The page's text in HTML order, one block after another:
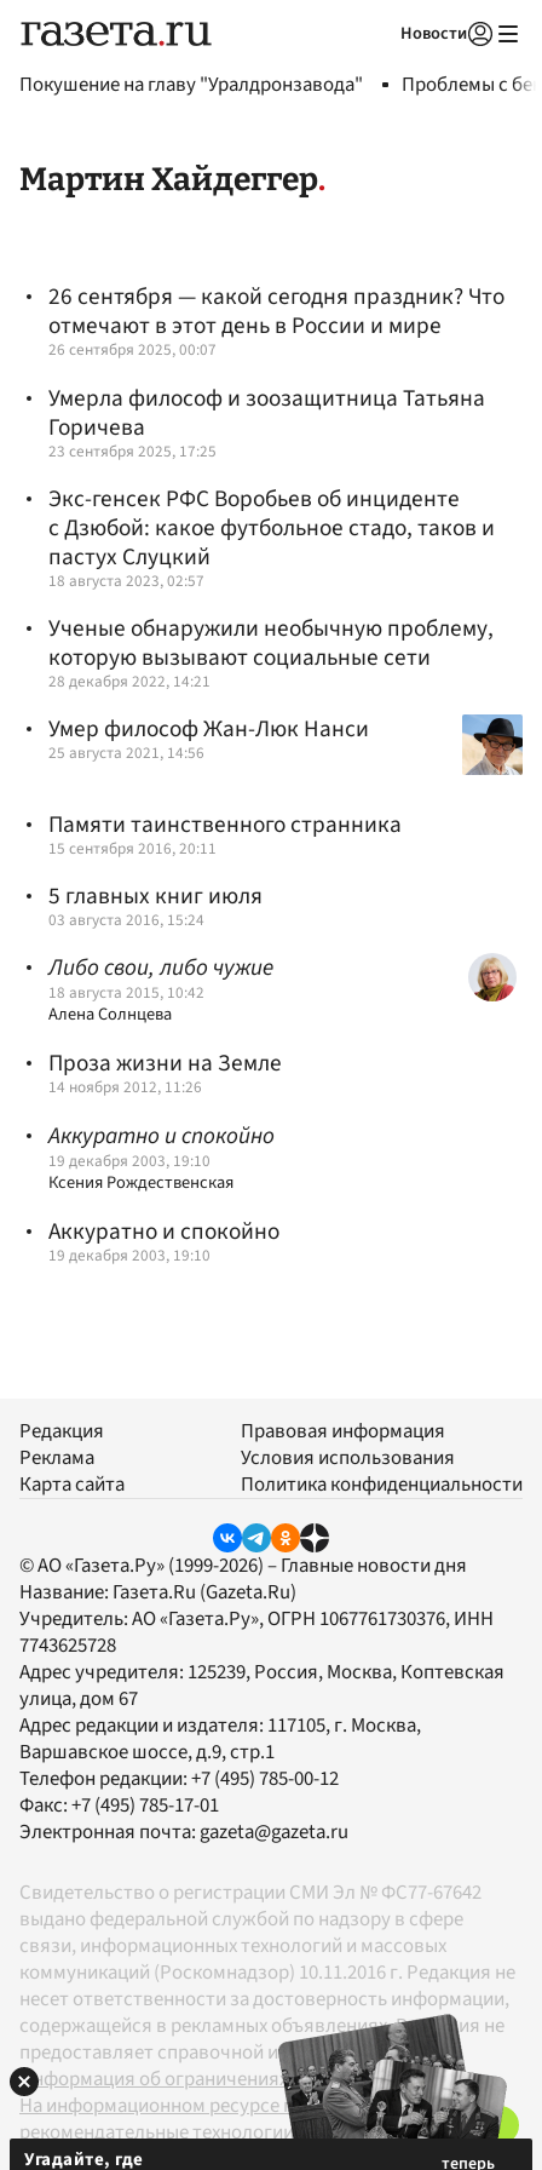
Новости
Покушение на главу "Уралдронзавода" Проблемы с
Мартин Хайдеггер
26 сентября — какой сегодня праздник? Что
отмечают в этот день в России и мире
26 сентября 2025, 00:07
Умерла философ и зоозащитница Татьяна
Горичева
23 сентября 2025, 17:25
Экс-генсек РФС Воробьев об инциденте
с Дзюбой: какое футбольное стадо, таков и
пастух Слуцкий
18 августа 2023, 02:57
Ученые обнаружили необычную проблему,
которую вызывают социальные сети
28 декабря 2022, 14:21
Умер философ Жан-Люк Нанси
25 августа 2021, 14:56
Памяти таинственного странника
15 сентября 2016, 20:11
5 главных книг июля
03 августа 2016, 15:24
Либо свои, либо чужие
18 августа 2015, 10:42
Алена Солнцева
Проза жизни на Земле
14 ноября 2012, 11:26
Аккуратно и спокойно
19 декабря 2003, 19:10
Ксения Рождественская
Аккуратно и спокойно
19 декабря 2003, 19:10
Редакция
Реклама
Карта сайта
Правовая информация
Условия использования
Политика конфиденциальности
© АО «Газета.Ру» (1999-2026) – Главные новости дня
Название: Газета.Ru (Gazeta.Ru)
Учредитель:АО «Газета.Ру», ОГРН 1067761730376, ИНН
7743625728
Адрес учредителя: 125239, Россия, Москва, Коптевская
улица, дом 67
Адрес редакции и издателя: 117105, г. Москва,
Варшавское шоссе, д.9, стр.1
Телефон редакции:+7 (495) 785-00-12
Факс:+7 (495) 785-17-01
Электронная почта: gazeta@gazeta.ru
Свидетельство о регистрации СМИ Эл № ФС77-67642
выдано федеральной службой по надзору в сфере
связи, информационных технологий и массовых
коммуникаций (Роскомнадзор) 10.11.2016 г. Редакция не
несет ответственности за достоверность информации,
содержащейся в рекламных объявлениях. Редакция не
предоставляет справочной информации.
Информация об ограничениях
На информационном ресурсе применяются
рекомендательные технологии в соответствии с
Правилами
Угадайте, где